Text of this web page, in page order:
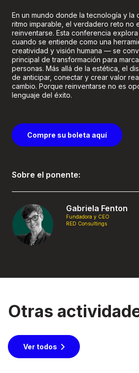
En un mundo donde la tecnología y la
ritmo imparable, el verdadero reto no
reinventarse. Esta conferencia
cuando se entiende como una
creatividad y visión humana — se
principal de transformación para
personas. Más allá de la estética, el
de anticipar, conectar y crear valor
cambio. Porque reinventarse no es
lenguaje del éxito.
Compre su boleta aquí
Sobre el ponente:
Gabriela Fenton
Fundadora y CEO
RED Consultings
Otras
Ver todos